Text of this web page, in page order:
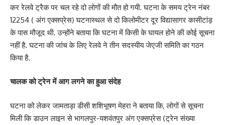
कर रेलवे ट्रैक पर चल रहे दो लोगों की मौत हो गयी. घटना के समय ट्रेन नंबर
12254 ( अंग एक्सप्रेस) घटनास्थल से दो किलोमीटर दूर विद्यासागर कासीटांड़
के पास मौजूद थी. उन्होंने बताया कि घटना में किसी के घायल होने की कोई सूचना
नहीं है. घटना की जांच के लिए रेलवे ने तीन सदस्यीय जेएजी समिति का गठन
किया है.
चालक को ट्रेन में आग लगने का हुआ संदेह
घटना को लेकर जामताड़ा डीसी शशिभूषण मेहरा ने बताया कि, लोगों से सूचना
मिली कि डाउन लाइन से भागलपुर-यशवंतपुर अंग एक्सप्रेस (ट्रेन संख्या